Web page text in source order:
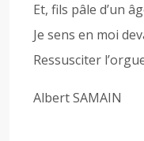
Et, fils pâle d’un
Je sens en moi
Ressusciter
Albert SAMAIN